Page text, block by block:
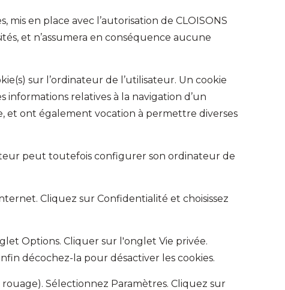
en place avec l’autorisation de CLOISONS
et n’assumera en conséquence aucune
sur l’ordinateur de l’utilisateur. Un cookie
relatives à la navigation d’un
et ont également vocation à permettre diverses
peut toutefois configurer son ordinateur de
Cliquez sur Confidentialité et choisissez
Options. Cliquer sur l'onglet Vie privée.
décochez-la pour désactiver les cookies.
Sélectionnez Paramètres. Cliquez sur